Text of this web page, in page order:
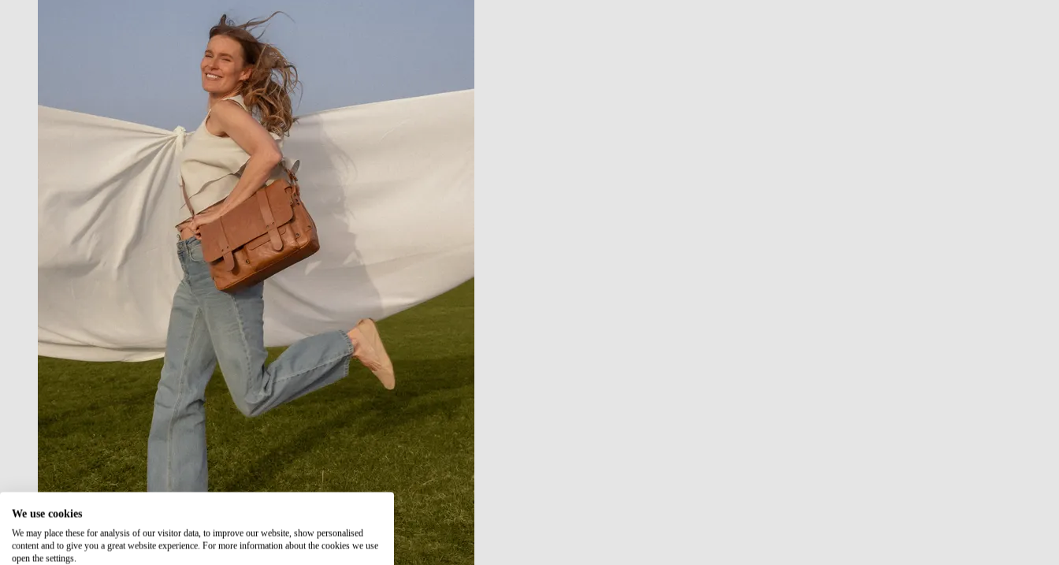
We use cookies
We may place these for analysis of our visitor data, to improve our website, show personalised
content and to give you a great website experience. For more information about the cookies we use
open the settings.